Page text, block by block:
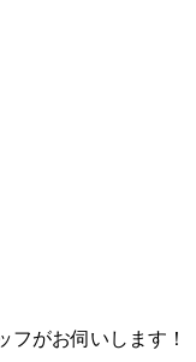
フがお伺いします！